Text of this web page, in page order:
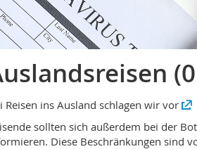
Reisen ins Ausland schlagen wir vor
sollten sich außerdem bei der
Diese Beschränkungen sind